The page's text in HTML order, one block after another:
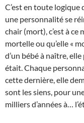
C’est en toute
une personnalité se
chair (mort), c’est à
mortelle ou qu’elle «
d’un bébé à naître,
était. Chaque
cette dernière, elle
sont les siens, pour
milliers d’années à…